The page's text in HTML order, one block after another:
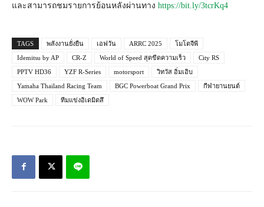
และสามารถชมรายการย้อนหลังผ่านทาง https://bit.ly/3tcrKq4
TAGS พลังงานยั่งยืน เอฟวัน ARRC 2025
โมโตจีพี
Idemitsu by AP
CR-Z World of Speed สุดขีดความเร็ว
City RS
PPTV HD36
YZF R-Series motorsport
วิทวัส อิ่มเอิบ
Yamaha Thailand Racing Team
BGC Powerboat Grand Prix
กีฬายานยนต์
WOW Park
ทีมแข่งอิเดมิตสึ